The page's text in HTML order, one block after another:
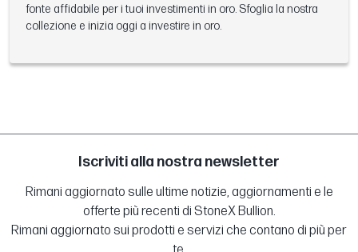
fonte affidabile per i tuoi investimenti in oro. Sfoglia la nostra
collezione e inizia oggi a investire in oro.
Iscriviti alla nostra newsletter
Rimani aggiornato sulle ultime notizie, aggiornamenti e le
offerte più recenti di StoneX Bullion.
Rimani aggiornato sui prodotti e servizi che contano di più per